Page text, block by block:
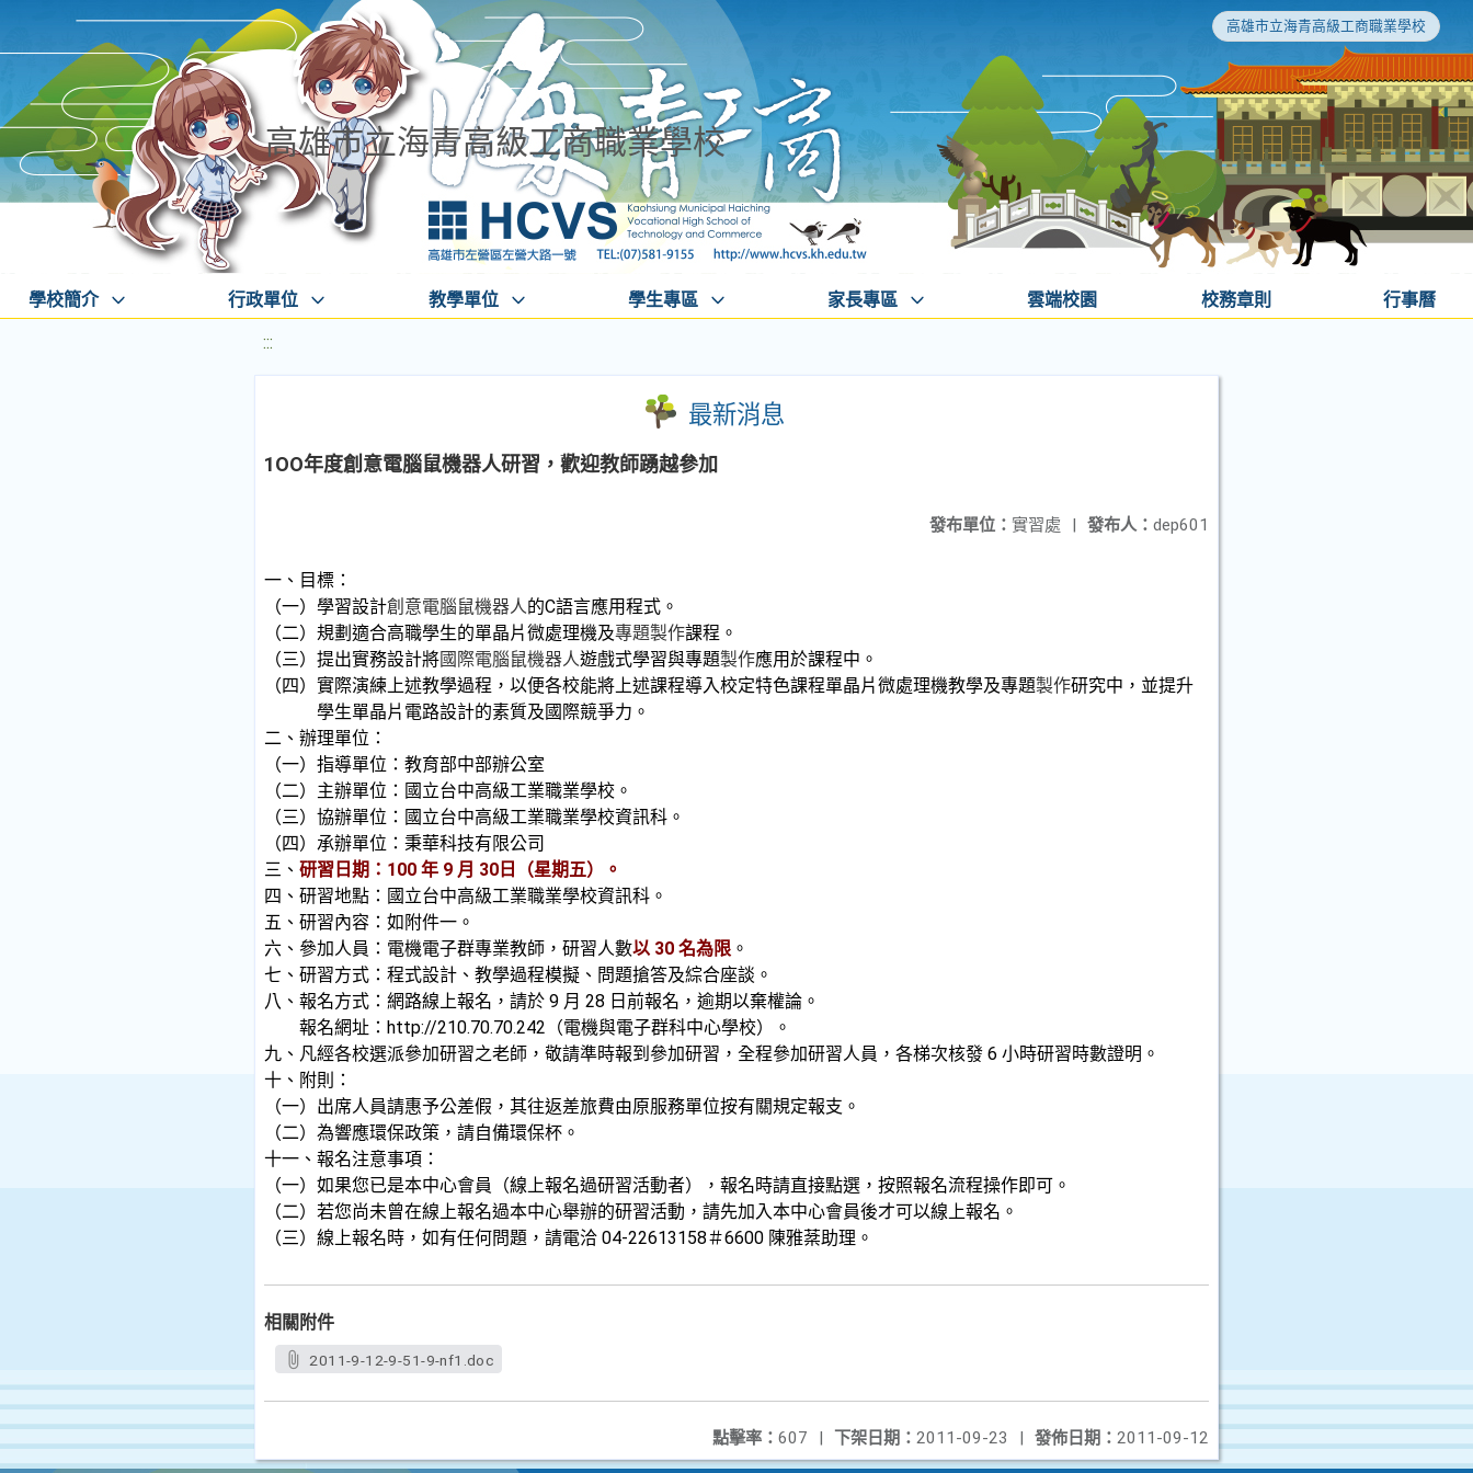
高雄市立海青高級工商職業學校
高雄市立海青高級工商職業學校
學校簡介 行政單位 教學單位 學生專區 家長專區 雲端校園 校務章則 行事曆
:::
最新消息
1OO年度創意電腦鼠機器人研習，歡迎教師踴越參加
發布人： dep601
發布單位： 實習處 |
一、目標：
（一）學習設計創意電腦鼠機器人的C語言應用程式。
（二）規劃適合高職學生的單晶片微處理機及專題製作課程。
（三）提出實務設計將國際電腦鼠機器人遊戲式學習與專題製作應用於課程中。
（四）實際演練上述教學過程，以便各校能將上述課程導入校定特色課程單晶片微處理機教學及專題製作研究中，並提升
學生單晶片電路設計的素質及國際競爭力 。
二、辦理單位：
（一）指導單位：教育部中部辦公室
（二）主辦單位：國立台中高級工業職業學校。
（三）協辦單位：國立台中高級工業職業學校資訊科。
（四）承辦單位：秉華科技有限公司
三、 研習日期：100 年 9 月 30日（星期五）。
四、研習地點：國立台中高級工業職業學校資訊科。
五、研習內容：如附件一。
六、參加人員：電機電子群專業教師，研習人數以 30 名為限 。
七、研習方式：程式設計、教學過程模擬、問題搶答及綜合座談。
八、報名方式：網路線上報名，請於 9 月 28 日前報名，逾期以棄權論。
報名網址：http://210.70.70.242（電機與電子群科中心學校）。
九、凡經各校選派參加研習之老師，敬請準時報到參加研習，全程參加研習人員，各梯次核發 6 小時研習時數證明。
十、附則：
（一）出席人員請惠予公差假，其往返差旅費由原服務單位按有關規定報支。
（二）為響應環保政策，請自備環保杯。
十一、報名注意事項：
（一）如果您已是本中心會員（線上報名過研習活動者），報名時請直接點選，按照報名流程操作即可。
（二）若您尚未曾在線上報名過本中心舉辦的研習活動，請先加入本中心會員後才可以線上報名。
（三）線上報名時，如有任何問題，請電洽 04-22613158＃6600 陳雅棻助理。
相關附件
2011-9-12-9-51-9-nf1.doc
發佈日期： 2011-09-12
下架日期： 2011-09-23 |
點擊率： 607 |